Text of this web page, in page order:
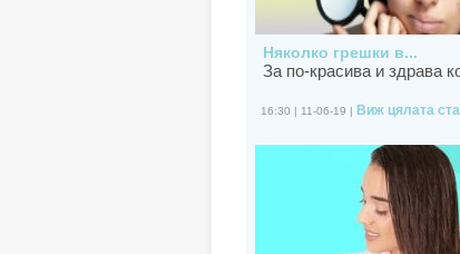
Няколко грешки в...
За по-красива и здрава
16:30 | 11-06-19 | Виж цялата